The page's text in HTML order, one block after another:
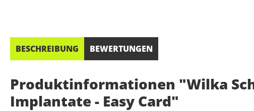
BESCHREIBUNG BEWERTUNGEN
Produktinformationen "Wilka
Implantate - Easy Card"